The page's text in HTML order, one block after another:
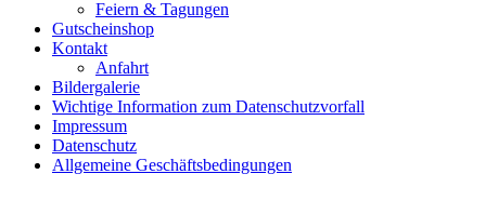
Feiern & Tagungen
Gutscheinshop
Kontakt
Anfahrt
Bildergalerie
Wichtige Information zum Datenschutzvorfall
Impressum
Datenschutz
Allgemeine Geschäftsbedingungen